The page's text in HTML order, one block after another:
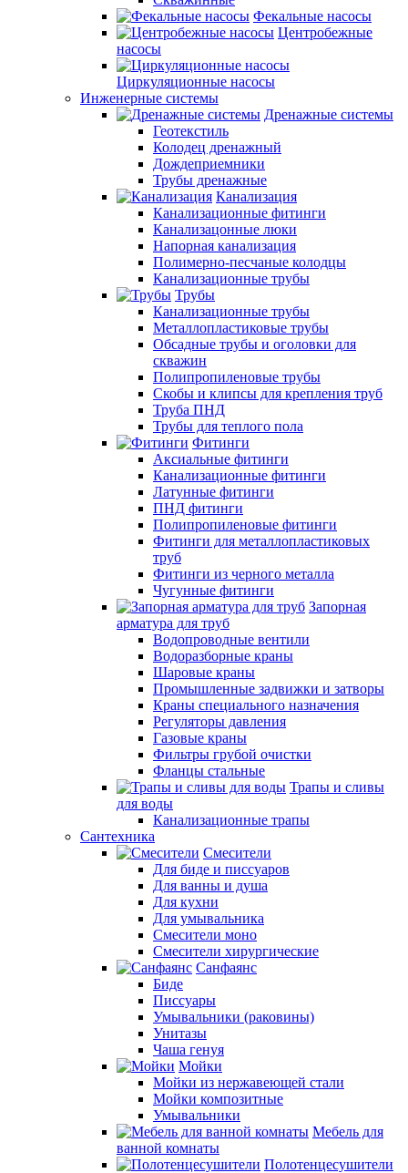
Фекальные насосы
Центробежные
насосы
Циркуляционные насосы
Инженерные системы
Дренажные системы
Геотекстиль
Колодец дренажный
Дождеприемники
Трубы дренажные
Канализация
Канализационные фитинги
Канализацонные люки
Напорная канализация
Полимерно-песчаные колодцы
Канализационные трубы
Трубы
Канализационные трубы
Металлопластиковые трубы
Обсадные трубы и оголовки для
скважин
Полипропиленовые трубы
Скобы и клипсы для крепления труб
Труба ПНД
Трубы для теплого пола
Фитинги
Аксиальные фитинги
Канализационные фитинги
Латунные фитинги
ПНД фитинги
Полипропиленовые фитинги
Фитинги для металлопластиковых
труб
Фитинги из черного металла
Чугунные фитинги
Запорная
арматура для труб
Водопроводные вентили
Водоразборные краны
Шаровые краны
Промышленные задвижки и затворы
Краны специального назначения
Регуляторы давления
Газовые краны
Фильтры грубой очистки
Фланцы стальные
Трапы и сливы
для воды
Канализационные трапы
Сантехника
Смесители
Для биде и писсуаров
Для ванны и душа
Для кухни
Для умывальника
Смесители моно
Смесители хирургические
Санфаянс
Биде
Писсуары
Умывальники (раковины)
Унитазы
Чаша генуя
Мойки
Мойки из нержавеющей стали
Мойки композитные
Умывальники
Мебель для
ванной комнаты
Полотенцесушители